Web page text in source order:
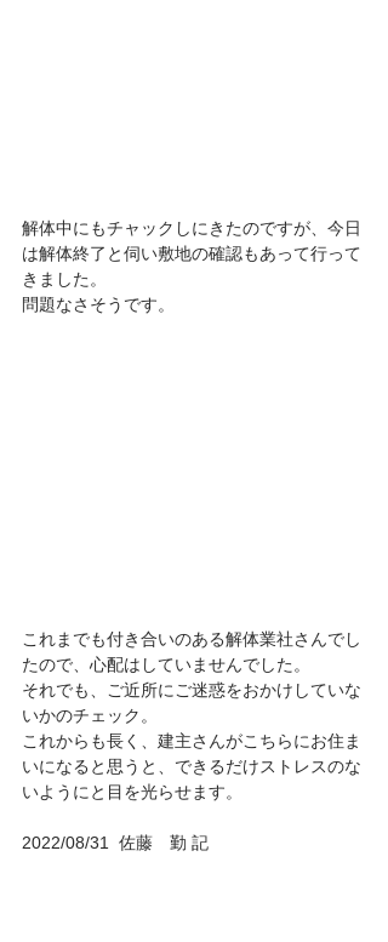
解体中にもチャックしにきたのですが、今日
は解体終了と伺い敷地の確認もあって行って
きました。
問題なさそうです。
これまでも付き合いのある解体業社さんでし
たので、心配はしていませんでした。
それでも、ご近所にご迷惑をおかけしていな
いかのチェック。
これからも長く、建主さんがこちらにお住ま
いになると思うと、できるだけストレスのな
いようにと目を光らせます。
2022/08/31  佐藤　勤 記